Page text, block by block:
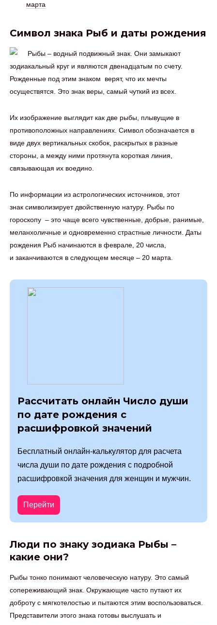
марта
Символ знака Рыб и даты рождения
Рыбы – водный подвижный знак. Они замыкают
зодиакальный круг и являются двенадцатым по счету.
Рожденные под этим знаком верят, что их мечты
осуществятся. Это знак веры, самый чуткий из всех.
Их изображение выглядит как две рыбы, плывущие в
противоположных направлениях. Символ обозначается в
виде двух вертикальных скобок, раскрытых в разные
стороны, а между ними протянута короткая линия,
связывающая их воедино.
По информации из астрологических источников, этот
знак символизирует двойственную натуру. Рыбы по
гороскопу – это чаще всего чувственные, добрые, ранимые,
меланхоличные и одновременно страстные личности. Даты
рождения Рыб начинаются в феврале, 20 числа,
и заканчиваются в следующем месяце – 20 марта.
Рассчитать онлайн Число души
по дате рождения с
расшифровкой значений
Бесплатный онлайн-калькулятор для расчета
числа души по дате рождения с подробной
расшифровкой значения для женщин и мужчин.
Перейти
Люди по знаку зодиака Рыбы –
какие они?
Рыбы тонко понимают человеческую натуру. Это самый
сопереживающий знак. Окружающие часто путают их
доброту с мягкотелостью и пытаются этим воспользоваться.
Представители этого знака готовы выслушать и